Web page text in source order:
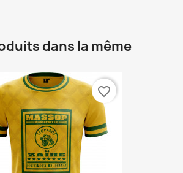
dans la même
favorite_border